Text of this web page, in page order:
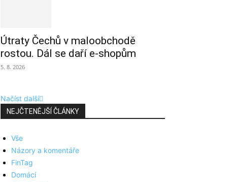
Útraty Čechů v maloobchodě
rostou. Dál se daří e-shopům
5. 8. 2026
Načíst další
NEJČTENĚJŠÍ ČLÁNKY
Vše
Názory a komentáře
FinTag
Domácí